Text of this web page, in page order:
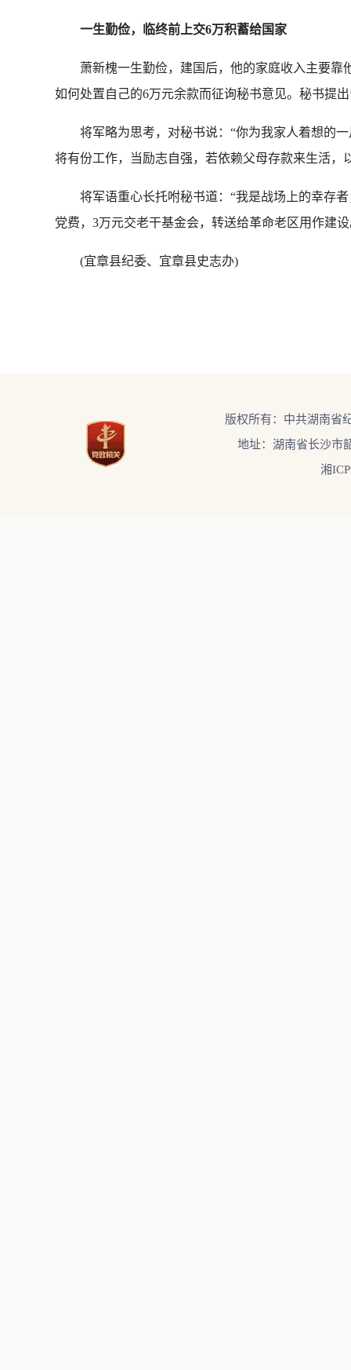
一生勤俭，临终前上交6万积蓄给国家
萧新槐一生勤俭，建国后，他的家庭收入主要靠他
如何处置自己的6万元余款而征询秘书意见。秘书提
将军略为思考，对秘书说：“你为我家人着想的一
将有份工作，当励志自强，若依赖父母存款来生活，
将军语重心长托咐秘书道：“我是战场上的幸存者
党费，3万元交老干基金会，转送给革命老区用作建
(宜章县纪委、宜章县史志办)
版权所有：中共湖南省
地址：湖南省长沙市
湘